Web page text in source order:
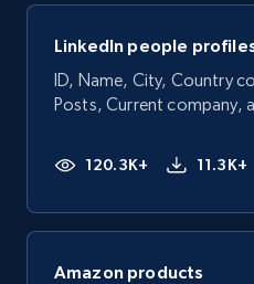
LinkedIn people
ID, Name, City, Country
Posts, Current company,
120.3K+ 11.3K+
Amazon products